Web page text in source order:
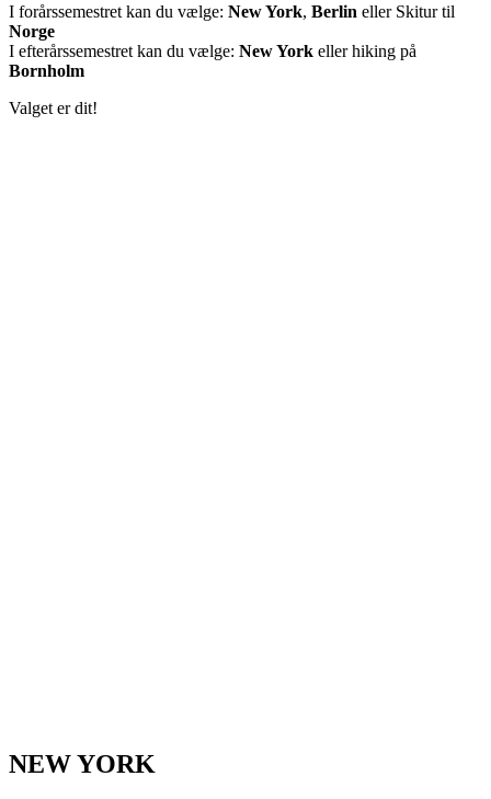
I forårssemestret kan du vælge: New York, Berlin eller Skitur til
Norge
I efterårssemestret kan du vælge: New York eller hiking på
Bornholm
Valget er dit!
NEW YORK